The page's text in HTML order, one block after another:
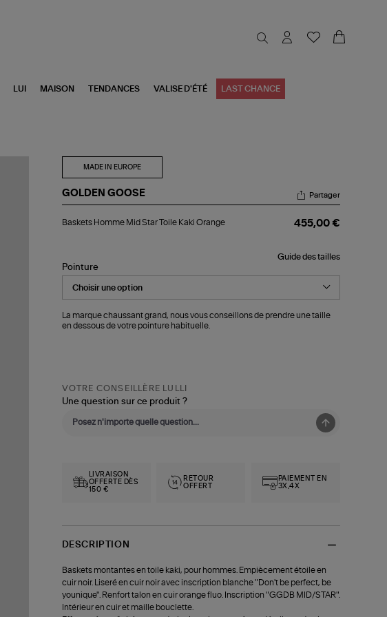
LUI MAISON TENDANCES VALISE D'ÉTÉ LAST CHANCE
MADE IN EUROPE
GOLDEN GOOSE
Homme
Kaki
Partager
Baskets Homme Mid Star Toile Kaki Orange 455,00 €
Guide des tailles
Pointure
La marque chaussant grand, nous vous conseillons de prendre une taille
en dessous de votre pointure habituelle.
VOTRE CONSEILLÈRE LULLI
Une question sur ce produit ?
LIVRAISON
OFFERTE DÈS
150 €
RETOUR
OFFERT
PAIEMENT EN
3X,4X
DESCRIPTION
Baskets montantes en toile kaki, pour hommes. Empiècement étoile en
cuir noir. Liseré en cuir noir avec inscription blanche "Don't be perfect, be
younique". Renfort talon en cuir orange fluo. Inscription "GGDB MID/STAR".
Intérieur en cuir et maille bouclette.